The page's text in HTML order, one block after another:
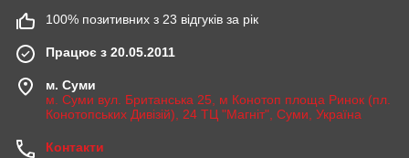
100% позитивних з 23 відгуків за рік
Працює з 20.05.2011
м. Суми
м. Суми вул. Британська 25, м Конотоп площа Ринок (пл.
Конотопських Дивізій), 24 ТЦ "Магніт", Суми, Україна
Контакти